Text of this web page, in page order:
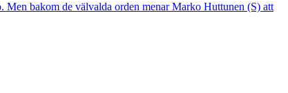
bakom de välvalda orden menar Marko Huttunen (S) att